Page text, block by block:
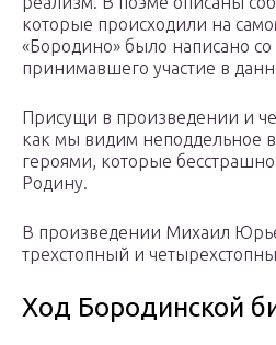
которые происходили на
«Бородино» было написано со
принимавшего участие в
Присущи в произведении и
как мы видим неподдельное
героями, которые
Родину.
В произведении Михаил
трехстопный и
Ход Бородинской